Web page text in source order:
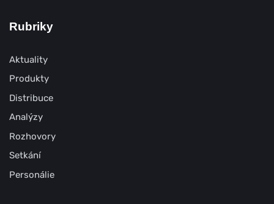
Rubriky
Aktuality
Produkty
Distribuce
Analýzy
Rozhovory
Setkání
Personálie